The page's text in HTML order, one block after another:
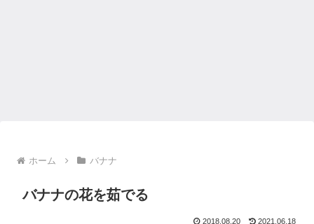
ホーム バナナ
バナナの花を茹でる
2018.08.20 2021.06.18